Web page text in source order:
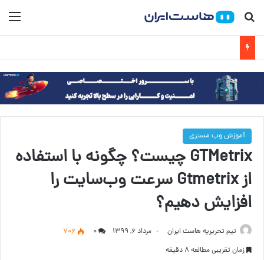
جستجو برای
آموزش وب مستری
GTMetrix چیست؟ چگونه با استفاده
از Gtmetrix سرعت وب‌سایت را
افزایش دهیم؟
تیم تحریریه هاست ایران مرداد ۶, ۱۳۹۹ ۰
706
زمان تقریبی مطالعه 8 دقیقه